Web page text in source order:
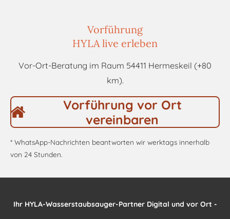
Vorführung
HYLA live erleben
Vor-Ort-Beratung im Raum 54411 Hermeskeil (+80
km).
Vorführung vor Ort
vereinbaren
* WhatsApp-Nachrichten beantworten wir werktags innerhalb
von 24 Stunden.
Ihr HYLA-Wasserstaubsauger-Partner Digital und vor Ort -